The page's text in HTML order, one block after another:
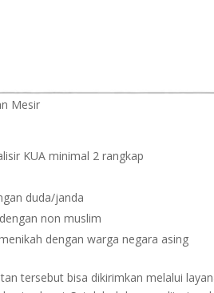
Mesir
KUA minimal 2 rangkap
duda/janda
non muslim
dengan warga negara asing
tersebut bisa dikirimkan melalui